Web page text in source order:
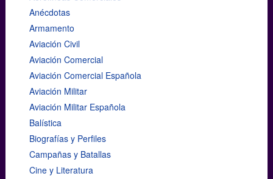
Anécdotas
Armamento
Aviación Civil
Aviación Comercial
Aviación Comercial Española
Aviación Militar
Aviación Militar Española
Balística
Biografías y Perfiles
Campañas y Batallas
Cine y Literatura